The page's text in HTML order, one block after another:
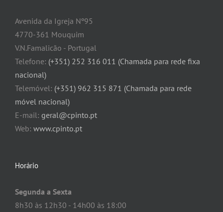
Avenida da Igreja Nº95
4770-361 Mouquim
V.N.Famalicão - Portugal
Telefone: (+351) 252 316 011 (Chamada para rede fixa
nacional)
Telemóvel: (+351) 962 315 871 (Chamada para rede
móvel nacional)
E-mail: geral@cpinto.pt
Web: www.cpinto.pt
Horário
Segunda a Sexta
8h30 às 12h30 - 14h00 às 18:00